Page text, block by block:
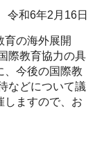
令和6年2月16日
育の海外展開
際教育協力の具
、今後の国際教
などについて議
しますので、お